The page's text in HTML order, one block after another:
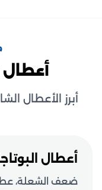
أعطال
أبرز الأعطال
أعطال
ضعف الشعلة،